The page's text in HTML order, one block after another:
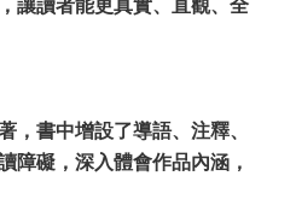
讓讀者能更真實、直觀、全
，書中增設了導語、注釋、
障礙，深入體會作品內涵，